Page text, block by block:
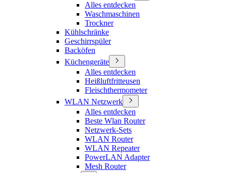
Alles entdecken
Waschmaschinen
Trockner
Kühlschränke
Geschirrspüler
Backöfen
Küchengeräte
Alles entdecken
Heißluftfritteusen
Fleischthermometer
WLAN Netzwerk
Alles entdecken
Beste Wlan Router
Netzwerk-Sets
WLAN Router
WLAN Repeater
PowerLAN Adapter
Mesh Router